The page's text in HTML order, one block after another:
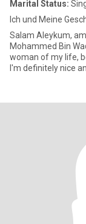
Marital Status:
Ich und Meine
Salam Aleykum,
Mohammed Bin
woman of my life,
I'm definitely nice